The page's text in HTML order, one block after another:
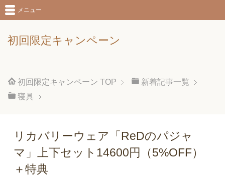
初回限定キャンペーン
メニュー
初回限定キャンペーン TOP
新着記事一覧
寝具
リカバリーウェア「ReDのパジャ
マ」上下セット14600円（5%OFF）
＋特典